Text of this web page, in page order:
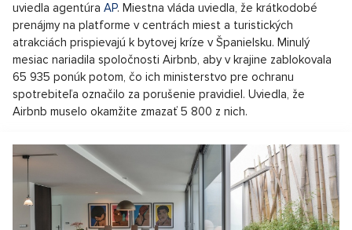
uviedla agentúra AP. Miestna vláda uviedla, že krátkodobé
prenájmy na platforme v centrách miest a turistických
atrakciách prispievajú k bytovej kríze v Španielsku. Minulý
mesiac nariadila spoločnosti Airbnb, aby v krajine zablokovala
65 935 ponúk potom, čo ich ministerstvo pre ochranu
spotrebiteľa označilo za porušenie pravidiel. Uviedla, že
Airbnb muselo okamžite zmazať 5 800 z nich.